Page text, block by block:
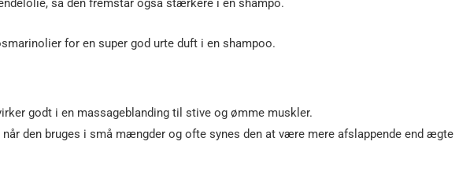
for en super god urte duft i en shampoo.
godt i en massageblanding til stive og ømme muskler.
den bruges i små mængder og ofte synes den at være mere afslappende end ægte